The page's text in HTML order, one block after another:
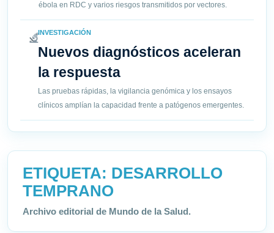
ébola en RDC y varios riesgos transmitidos por vectores.
INVESTIGACIÓN
Nuevos diagnósticos aceleran
la respuesta
Las pruebas rápidas, la vigilancia genómica y los ensayos
clínicos amplían la capacidad frente a patógenos emergentes.
ETIQUETA: DESARROLLO
TEMPRANO
Archivo editorial de Mundo de la Salud.